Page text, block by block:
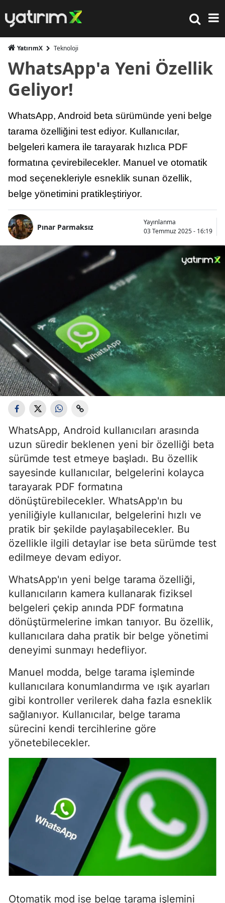
YatırımX Teknoloji
WhatsApp'a Yeni Özellik
Geliyor!
WhatsApp, Android beta sürümünde yeni belge
tarama özelliğini test ediyor. Kullanıcılar,
belgeleri kamera ile tarayarak hızlıca PDF
formatına çevirebilecekler. Manuel ve otomatik
mod seçenekleriyle esneklik sunan özellik,
belge yönetimini pratikleştiriyor.
Pınar Parmaksız
Yayınlanma
03 Temmuz 2025 - 16:19
WhatsApp, Android kullanıcıları arasında
uzun süredir beklenen yeni bir özelliği beta
sürümde test etmeye başladı. Bu özellik
sayesinde kullanıcılar, belgelerini kolayca
tarayarak PDF formatına
dönüştürebilecekler. WhatsApp'ın bu
yeniliğiyle kullanıcılar, belgelerini hızlı ve
pratik bir şekilde paylaşabilecekler. Bu
özellikle ilgili detaylar ise beta sürümde test
edilmeye devam ediyor.
WhatsApp'ın yeni belge tarama özelliği,
kullanıcıların kamera kullanarak fiziksel
belgeleri çekip anında PDF formatına
dönüştürmelerine imkan tanıyor. Bu özellik,
kullanıcılara daha pratik bir belge yönetimi
deneyimi sunmayı hedefliyor.
Manuel modda, belge tarama işleminde
kullanıcılara konumlandırma ve ışık ayarları
gibi kontroller verilerek daha fazla esneklik
sağlanıyor. Kullanıcılar, belge tarama
sürecini kendi tercihlerine göre
yönetebilecekler.
Otomatik mod ise belge tarama işlemini